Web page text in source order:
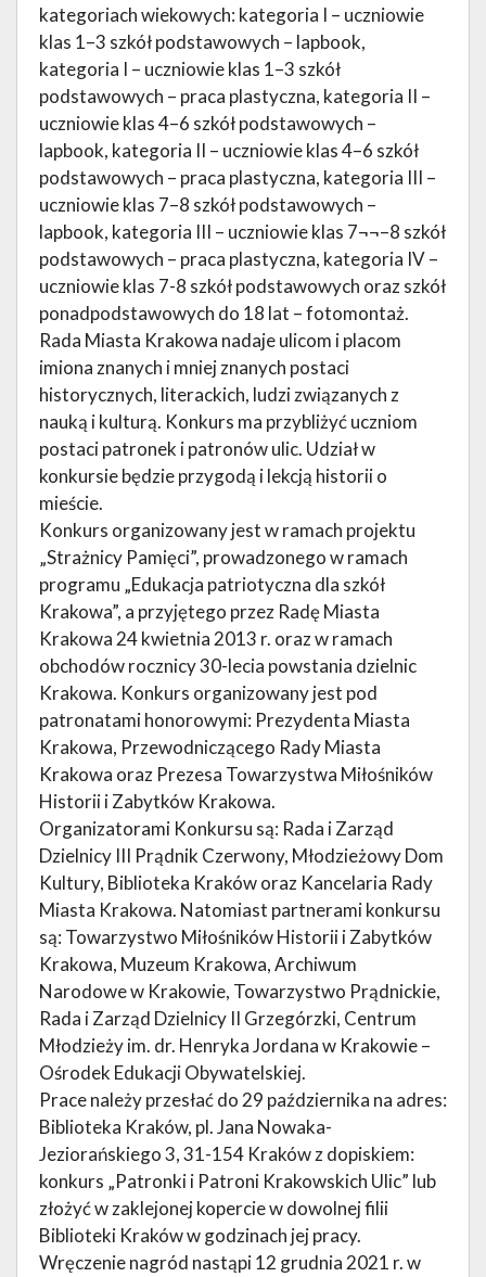
kategoriach wiekowych: kategoria I – uczniowie
klas 1–3 szkół podstawowych – lapbook,
kategoria I – uczniowie klas 1–3 szkół
podstawowych – praca plastyczna, kategoria II –
uczniowie klas 4–6 szkół podstawowych –
lapbook, kategoria II – uczniowie klas 4–6 szkół
podstawowych – praca plastyczna, kategoria III –
uczniowie klas 7–8 szkół podstawowych –
lapbook, kategoria III – uczniowie klas 7¬¬–8 szkół
podstawowych – praca plastyczna, kategoria IV –
uczniowie klas 7-8 szkół podstawowych oraz szkół
ponadpodstawowych do 18 lat – fotomontaż.
Rada Miasta Krakowa nadaje ulicom i placom
imiona znanych i mniej znanych postaci
historycznych, literackich, ludzi związanych z
nauką i kulturą. Konkurs ma przybliżyć uczniom
postaci patronek i patronów ulic. Udział w
konkursie będzie przygodą i lekcją historii o
mieście.
Konkurs organizowany jest w ramach projektu
„Strażnicy Pamięci”, prowadzonego w ramach
programu „Edukacja patriotyczna dla szkół
Krakowa”, a przyjętego przez Radę Miasta
Krakowa 24 kwietnia 2013 r. oraz w ramach
obchodów rocznicy 30-lecia powstania dzielnic
Krakowa. Konkurs organizowany jest pod
patronatami honorowymi: Prezydenta Miasta
Krakowa, Przewodniczącego Rady Miasta
Krakowa oraz Prezesa Towarzystwa Miłośników
Historii i Zabytków Krakowa.
Organizatorami Konkursu są: Rada i Zarząd
Dzielnicy III Prądnik Czerwony, Młodzieżowy Dom
Kultury, Biblioteka Kraków oraz Kancelaria Rady
Miasta Krakowa. Natomiast partnerami konkursu
są: Towarzystwo Miłośników Historii i Zabytków
Krakowa, Muzeum Krakowa, Archiwum
Narodowe w Krakowie, Towarzystwo Prądnickie,
Rada i Zarząd Dzielnicy II Grzegórzki, Centrum
Młodzieży im. dr. Henryka Jordana w Krakowie –
Ośrodek Edukacji Obywatelskiej.
Prace należy przesłać do 29 października na adres:
Biblioteka Kraków, pl. Jana Nowaka-
Jeziorańskiego 3, 31-154 Kraków z dopiskiem:
konkurs „Patronki i Patroni Krakowskich Ulic” lub
złożyć w zaklejonej kopercie w dowolnej filii
Biblioteki Kraków w godzinach jej pracy.
Wręczenie nagród nastąpi 12 grudnia 2021 r. w